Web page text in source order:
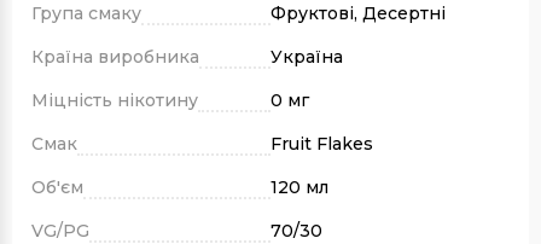
Група смаку
Фруктові, Десертні
Країна виробника
Україна
Міцність нікотину
0 мг
Смак
Fruit Flakes
Об'єм
120 мл
VG/PG
70/30